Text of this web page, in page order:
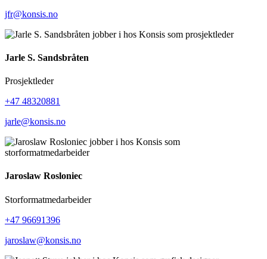
jfr@konsis.no
Jarle S. Sandsbråten
Prosjektleder
+47 48320881
jarle@konsis.no
Jaroslaw Rosloniec
Storformatmedarbeider
+47 96691396
jaroslaw@konsis.no